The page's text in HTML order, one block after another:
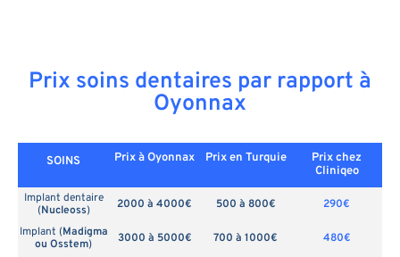
Prix soins dentaires par rapport à
Oyonnax
SOINS Prix à Oyonnax Prix en Turquie
Prix chez
Cliniqeo
Implant dentaire
(Nucleoss) 2000 à 4000€ 500 à 800€
290€
Implant (Madigma
ou Osstem) 3000 à 5000€ 700 à 1000€
480€